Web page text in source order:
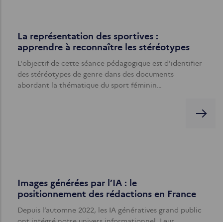
La représentation des sportives :
apprendre à reconnaître les stéréotypes
L'objectif de cette séance pédagogique est d'identifier
des stéréotypes de genre dans des documents
abordant la thématique du sport féminin…
Images générées par l’IA : le
positionnement des rédactions en France
Depuis l’automne 2022, les IA génératives grand public